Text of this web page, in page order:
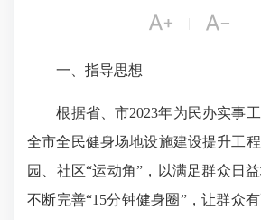
 
一、指导思想
根据省、市2023年为民办实事工
全市全民健身场地设施建设提升工
园、社区“运动角”，以满足群众日
不断完善“15分钟健身圈”，让群众